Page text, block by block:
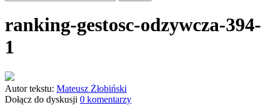
ranking-gestosc-odzywcza-394-
1
Autor tekstu: Mateusz Żłobiński
Dołącz do dyskusji 0 komentarzy